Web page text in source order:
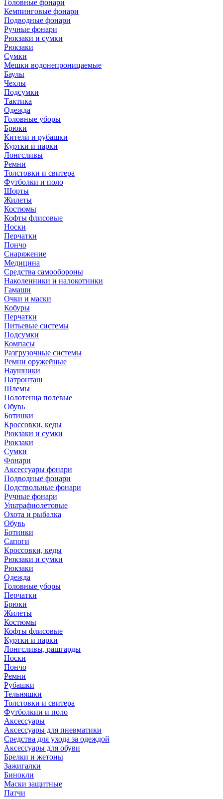
Головные фонари
Кемпинговые фонари
Подводные фонари
Ручные фонари
Рюкзаки и сумки
Рюкзаки
Сумки
Мешки водонепроницаемые
Баулы
Чехлы
Подсумки
Тактика
Одежда
Головные уборы
Брюки
Кители и рубашки
Куртки и парки
Лонгсливы
Ремни
Толстовки и свитера
Футболки и поло
Шорты
Жилеты
Костюмы
Кофты флисовые
Носки
Перчатки
Пончо
Снаряжение
Медицина
Средства самообороны
Наколенники и налокотники
Гамаши
Очки и маски
Кобуры
Перчатки
Питьевые системы
Подсумки
Компасы
Разгрузочные системы
Ремни оружейные
Наушники
Патронташ
Шлемы
Полотенца полевые
Обувь
Ботинки
Кроссовки, кеды
Рюкзаки и сумки
Рюкзаки
Сумки
Фонари
Аксессуары фонари
Подводные фонари
Подствольные фонари
Ручные фонари
Ультрафиолетовые
Охота и рыбалка
Обувь
Ботинки
Сапоги
Кроссовки, кеды
Рюкзаки и сумки
Рюкзаки
Одежда
Головные уборы
Перчатки
Брюки
Жилеты
Костюмы
Кофты флисовые
Куртки и парки
Лонгсливы, рашгарды
Носки
Пончо
Ремни
Рубашки
Тельняшки
Толстовки и свитера
Футболкии и поло
Аксессуары
Аксессуары для пневматики
Средства для ухода за одеждой
Аксессуары для обуви
Брелки и жетоны
Зажигалки
Бинокли
Маски защитные
Патчи